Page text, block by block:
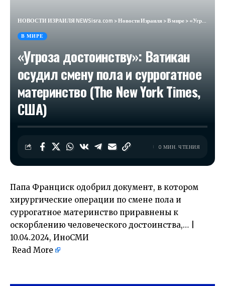
НОВОСТИ ИЗРАИЛЯ NEWSisra.com >Новости Израиля>В мире>«Угроза достоинству»: Ватикан осудил смену пола и суррогатное материнство (The New York Times, США)
В МИРЕ
«Угроза достоинству»: Ватикан
осудил смену пола и суррогатное
материнство (The New York Times,
США)
0 МИН. ЧТЕНИЯ
Папа Франциск одобрил документ, в котором
хирургические операции по смене пола и
суррогатное материнство приравнены к
оскорблению человеческого достоинства,… |
10.04.2024, ИноСМИ
Read More